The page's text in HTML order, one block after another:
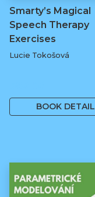
Smarty’s Magical
Speech Therapy
Exercises
Lucie Tokošová
BOOK DETAIL